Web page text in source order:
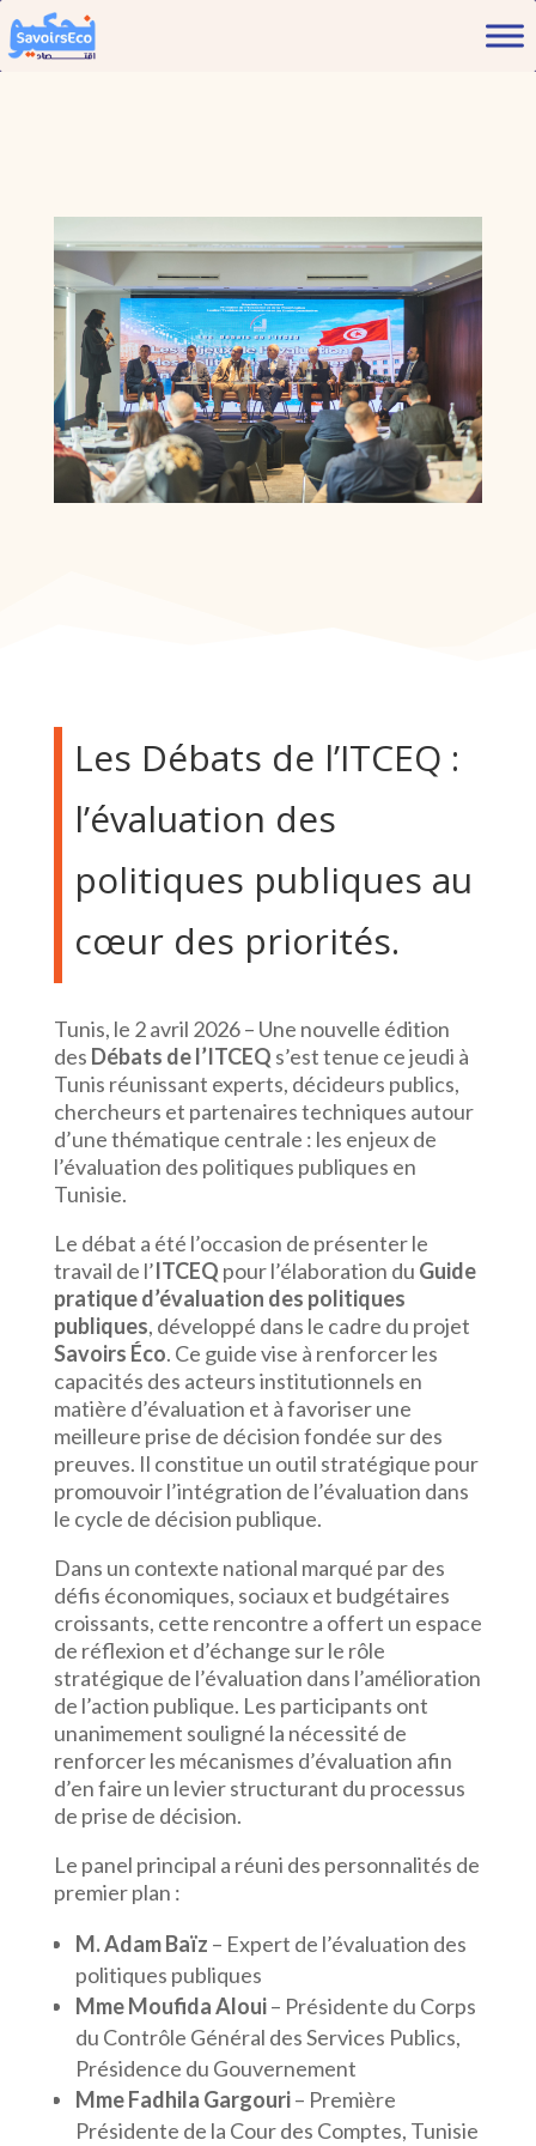
Les Débats de l’ITCEQ :
l’évaluation des
politiques publiques au
cœur des priorités.
Tunis, le 2 avril 2026 – Une nouvelle édition
des Débats de l’ITCEQ s’est tenue ce jeudi à
Tunis réunissant experts, décideurs publics,
chercheurs et partenaires techniques autour
d’une thématique centrale : les enjeux de
l’évaluation des politiques publiques en
Tunisie.
Le débat a été l’occasion de présenter le
travail de l’ITCEQ pour l’élaboration du Guide
pratique d’évaluation des politiques
publiques, développé dans le cadre du projet
Savoirs Éco. Ce guide vise à renforcer les
capacités des acteurs institutionnels en
matière d’évaluation et à favoriser une
meilleure prise de décision fondée sur des
preuves. Il constitue un outil stratégique pour
promouvoir l’intégration de l’évaluation dans
le cycle de décision publique.
Dans un contexte national marqué par des
défis économiques, sociaux et budgétaires
croissants, cette rencontre a offert un espace
de réflexion et d’échange sur le rôle
stratégique de l’évaluation dans l’amélioration
de l’action publique. Les participants ont
unanimement souligné la nécessité de
renforcer les mécanismes d’évaluation afin
d’en faire un levier structurant du processus
de prise de décision.
Le panel principal a réuni des personnalités de
premier plan :
M. Adam Baïz – Expert de l’évaluation des
politiques publiques
Mme Moufida Aloui– Présidente du Corps
du Contrôle Général des Services Publics,
Présidence du Gouvernement
Mme Fadhila Gargouri– Première
Présidente de la Cour des Comptes, Tunisie